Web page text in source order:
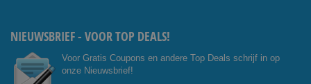
NIEUWSBRIEF - VOOR TOP DEALS!
Voor Gratis Coupons en andere Top Deals schrijf in op
onze Nieuwsbrief!